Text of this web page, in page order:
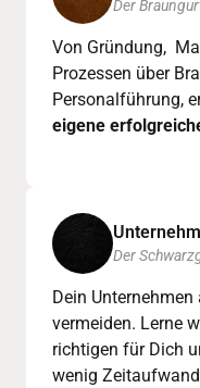
Der
Von Gründung,
Prozessen über
Personalführung,
eigene
Der
Dein
vermeiden. Lerne
richtigen für Dich
wenig